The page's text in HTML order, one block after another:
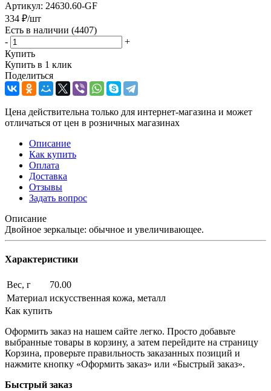
Артикул: 24630.60-GF
334 ₽/шт
Есть в наличии (4407)
-
+
Купить
Купить в 1 клик
Поделиться
Цена действительна только для интернет-магазина и может
отличаться от цен в розничных магазинах
Описание
Как купить
Оплата
Доставка
Отзывы
Задать вопрос
Описание
Двойное зеркальце: обычное и увеличивающее.
Характеристики
Вес, г
70.00
Материал искусственная кожа, металл
Как купить
Оформить заказ на нашем сайте легко. Просто добавьте
выбранные товары в корзину, а затем перейдите на страницу
Корзина, проверьте правильность заказанных позиций и
нажмите кнопку «Оформить заказ» или «Быстрый заказ».
Быстрый заказ